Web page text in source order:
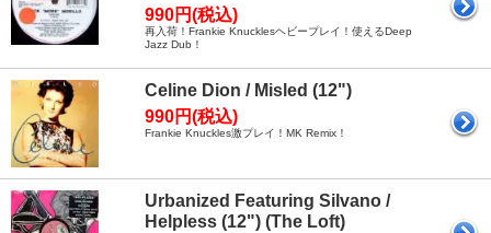
990円(税込)
再入荷！Frankie Knucklesヘビープレイ！使えるDeep
Jazz Dub！
Celine Dion / Misled (12")
990円(税込)
Frankie Knuckles激プレイ！MK Remix！
Urbanized Featuring Silvano /
Helpless (12") (The Loft)